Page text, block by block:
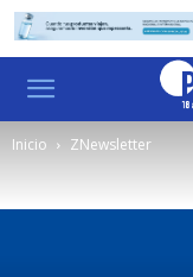
Inicio ZNewsletter